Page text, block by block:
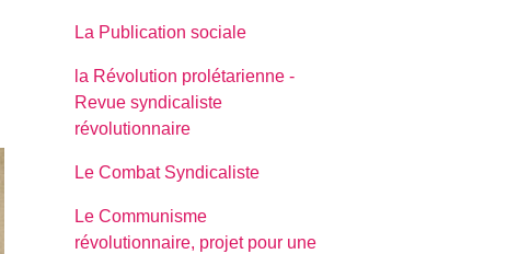
La Publication sociale
la Révolution prolétarienne -
Revue syndicaliste
révolutionnaire
Le Combat Syndicaliste
Le Communisme
révolutionnaire, projet pour une